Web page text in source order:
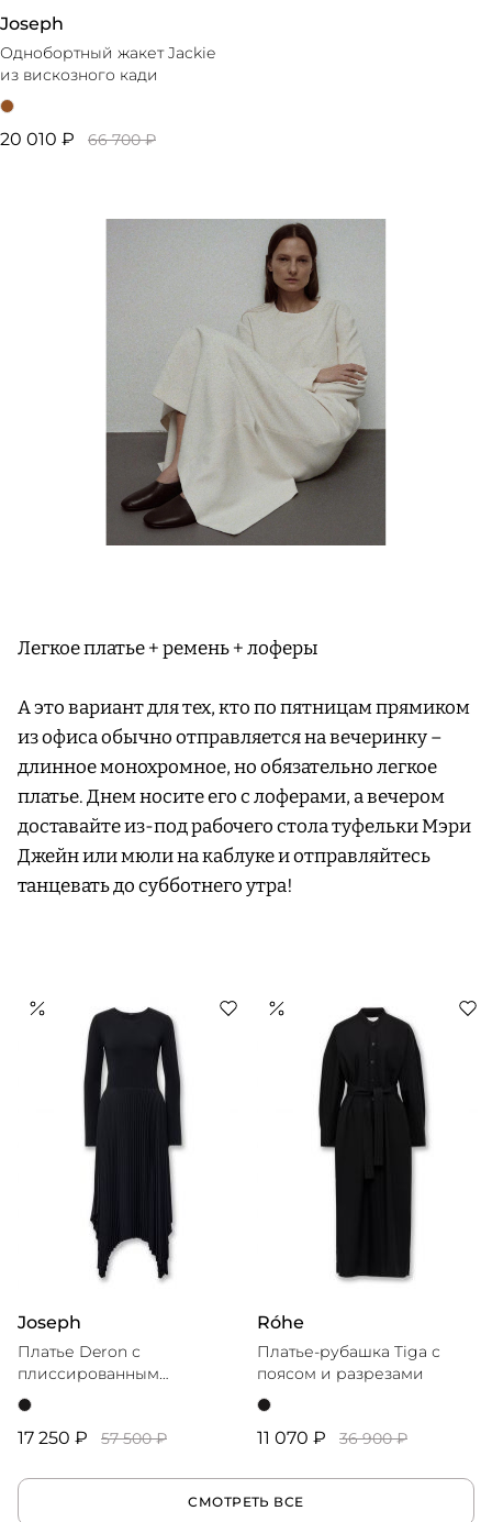
Joseph
Однобортный жакет Jackie
из вискозного кади
20 010 ₽ 66 700 ₽
Легкое платье + ремень + лоферы
А это вариант для тех, кто по пятницам прямиком
из офиса обычно отправляется на вечеринку –
длинное монохромное, но обязательно легкое
платье. Днем носите его с лоферами, а вечером
доставайте из-под рабочего стола туфельки Мэри
Джейн или мюли на каблуке и отправляйтесь
танцевать до субботнего утра!
Joseph
Платье Deron с
плиссированным
асимметричным низом
17 250 ₽ 57 500 ₽
Róhe
Платье-рубашка Tiga с
поясом и разрезами
11 070 ₽ 36 900 ₽
СМОТРЕТЬ ВСЕ